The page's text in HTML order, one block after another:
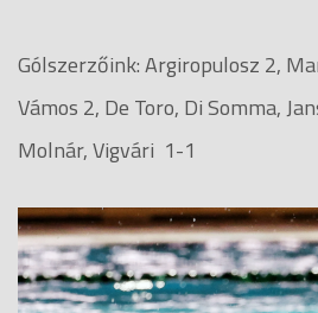
Gólszerzőink: Argiropulosz 2,
Vámos 2, De Toro, Di Somma,
Molnár, Vigvári 1-1